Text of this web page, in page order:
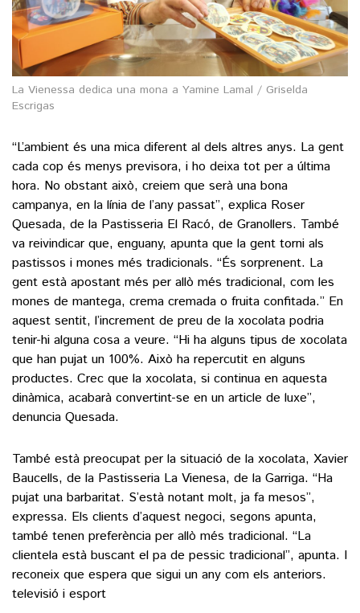
La Vienessa dedica una mona a Yamine Lamal / Griselda
Escrigas
“L’ambient és una mica diferent al dels altres anys. La gent
cada cop és menys previsora, i ho deixa tot per a última
hora. No obstant això, creiem que serà una bona
campanya, en la línia de l’any passat”, explica Roser
Quesada, de la Pastisseria El Racó, de Granollers. També
va reivindicar que, enguany, apunta que la gent torni als
pastissos i mones més tradicionals. “És sorprenent. La
gent està apostant més per allò més tradicional, com les
mones de mantega, crema cremada o fruita confitada.” En
aquest sentit, l’increment de preu de la xocolata podria
tenir-hi alguna cosa a veure. “Hi ha alguns tipus de xocolata
que han pujat un 100%. Això ha repercutit en alguns
productes. Crec que la xocolata, si continua en aquesta
dinàmica, acabarà convertint-se en un article de luxe”,
denuncia Quesada.
També està preocupat per la situació de la xocolata, Xavier
Baucells, de la Pastisseria La Vienesa, de la Garriga. “Ha
pujat una barbaritat. S’està notant molt, ja fa mesos”,
expressa. Els clients d’aquest negoci, segons apunta,
també tenen preferència per allò més tradicional. “La
clientela està buscant el pa de pessic tradicional”, apunta. I
reconeix que espera que sigui un any com els anteriors.
televisió i esport